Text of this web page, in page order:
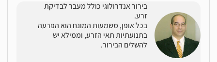
בירור אנדרולוגי כולל מעבר לבדיקת
זרע.
בכל אופן, משמעות המונח הוא הפרעה
בתנועתיות תאי הזרע, וממילא יש
להשלים הבירור.